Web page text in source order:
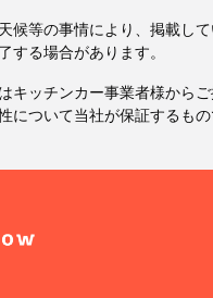
候等の事情により、掲載し
する場合があります。
キッチンカー事業者様から
について当社が保証するもの